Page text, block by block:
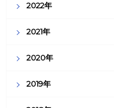
2022年
2021年
2020年
2019年